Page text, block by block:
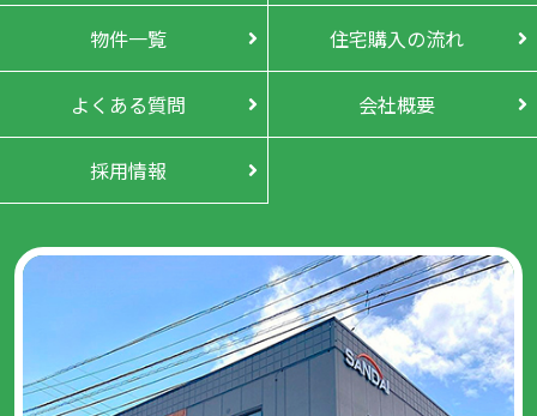
物件一覧 住宅購入の流れ
よくある質問 会社概要
採用情報